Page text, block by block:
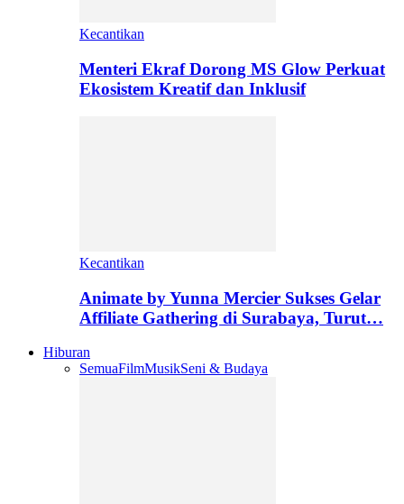
Kecantikan
Menteri Ekraf Dorong MS Glow Perkuat
Ekosistem Kreatif dan Inklusif
Kecantikan
Animate by Yunna Mercier Sukses Gelar
Affiliate Gathering di Surabaya, Turut…
Hiburan
SemuaFilmMusikSeni & Budaya